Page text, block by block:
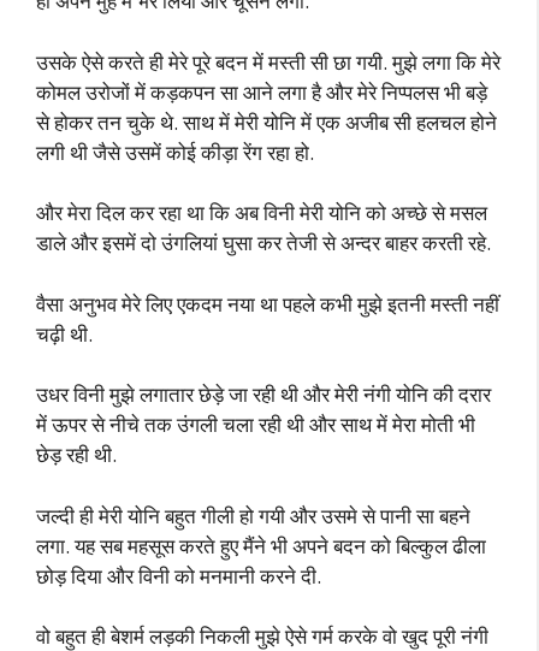
उसके ऐसे करते ही मेरे पूरे बदन में मस्ती सी छा गयी. मुझे लगा कि मेरे
कोमल उरोजों में कड़कपन सा आने लगा है और मेरे निप्पलस भी बड़े
से होकर तन चुके थे. साथ में मेरी योनि में एक अजीब सी हलचल होने
लगी थी जैसे उसमें कोई कीड़ा रेंग रहा हो.
और मेरा दिल कर रहा था कि अब विनी मेरी योनि को अच्छे से मसल
डाले और इसमें दो उंगलियां घुसा कर तेजी से अन्दर बाहर करती रहे.
वैसा अनुभव मेरे लिए एकदम नया था पहले कभी मुझे इतनी मस्ती नहीं
चढ़ी थी.
उधर विनी मुझे लगातार छेड़े जा रही थी और मेरी नंगी योनि की दरार
में ऊपर से नीचे तक उंगली चला रही थी और साथ में मेरा मोती भी
छेड़ रही थी.
जल्दी ही मेरी योनि बहुत गीली हो गयी और उसमे से पानी सा बहने
लगा. यह सब महसूस करते हुए मैंने भी अपने बदन को बिल्कुल ढीला
छोड़ दिया और विनी को मनमानी करने दी.
वो बहुत ही बेशर्म लड़की निकली मुझे ऐसे गर्म करके वो खुद पूरी नंगी